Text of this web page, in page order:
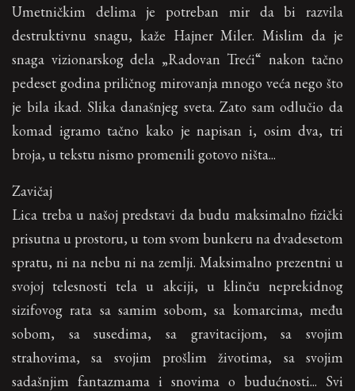
Umetničkim delima je potreban mir da bi razvila
destruktivnu snagu, kaže Hajner Miler. Mislim da je
snaga vizionarskog dela „Radovan Treći“ nakon tačno
pedeset godina priličnog mirovanja mnogo veća nego što
je bila ikad. Slika današnjeg sveta. Zato sam odlučio da
komad igramo tačno kako je napisan i, osim dva, tri
broja, u tekstu nismo promenili gotovo ništa...
Zavičaj
Lica treba u našoj predstavi da budu maksimalno fizički
prisutna u prostoru, u tom svom bunkeru na dvadesetom
spratu, ni na nebu ni na zemlji. Maksimalno prezentni u
svojoj telesnosti tela u akciji, u klinču neprekidnog
sizifovog rata sa samim sobom, sa komarcima, među
sobom, sa susedima, sa gravitacijom, sa svojim
strahovima, sa svojim prošlim životima, sa svojim
sadašnjim fantazmama i snovima o budućnosti... Svi